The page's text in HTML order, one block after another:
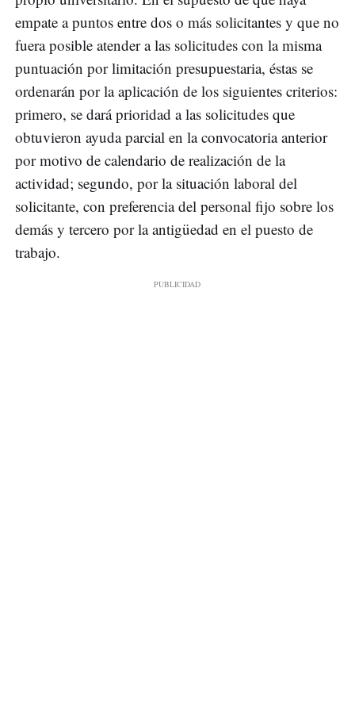
empate a puntos entre dos o más solicitantes y que no
fuera posible atender a las solicitudes con la misma
puntuación por limitación presupuestaria, éstas se
ordenarán por la aplicación de los siguientes criterios:
primero, se dará prioridad a las solicitudes que
obtuvieron ayuda parcial en la convocatoria anterior
por motivo de calendario de realización de la
actividad; segundo, por la situación laboral del
solicitante, con preferencia del personal fijo sobre los
demás y tercero por la antigüedad en el puesto de
trabajo.